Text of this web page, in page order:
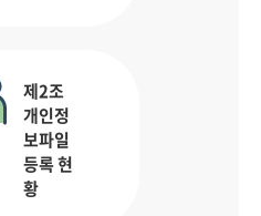
제2조
개인정
보파일
등록 현
황